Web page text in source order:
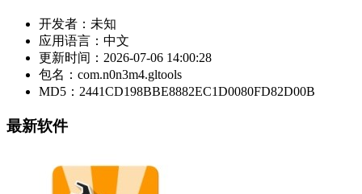
开发者： 未知
应用语言： 中文
更新时间： 2026-07-06 14:00:28
包名： com.n0n3m4.gltools
MD5： 2441CD198BBE8882EC1D0080FD82D00B
最新软件